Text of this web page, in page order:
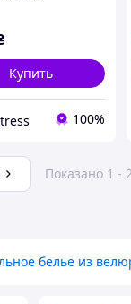
Купить
100%
Показано 1 -
белье из